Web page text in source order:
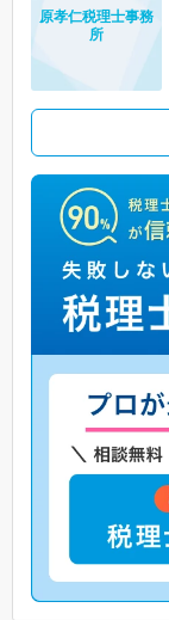
原孝仁税理士事務
所